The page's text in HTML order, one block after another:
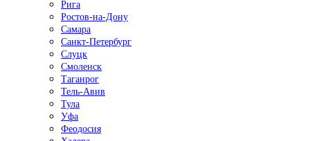
Рига
Ростов-на-Дону
Самара
Санкт-Петербург
Слуцк
Смоленск
Таганрог
Тель-Авив
Тула
Уфа
Феодосия